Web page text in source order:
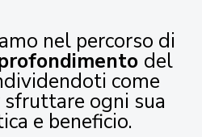
nel percorso di
del
come
ogni sua
e beneficio.